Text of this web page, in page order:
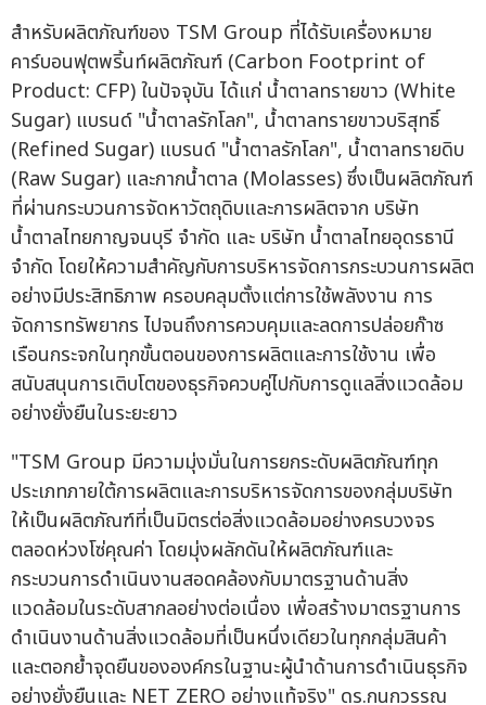
สำหรับผลิตภัณฑ์ของ TSM Group ที่ได้รับเครื่องหมาย
คาร์บอนฟุตพริ้นท์ผลิตภัณฑ์ (Carbon Footprint of
Product: CFP) ในปัจจุบัน ได้แก่ น้ำตาลทรายขาว (White
Sugar) แบรนด์ "น้ำตาลรักโลก", น้ำตาลทรายขาวบริสุทธิ์
(Refined Sugar) แบรนด์ "น้ำตาลรักโลก", น้ำตาลทรายดิบ
(Raw Sugar) และกากน้ำตาล (Molasses) ซึ่งเป็นผลิตภัณฑ์
ที่ผ่านกระบวนการจัดหาวัตถุดิบและการผลิตจาก บริษัท
น้ำตาลไทยกาญจนบุรี จำกัด และ บริษัท น้ำตาลไทยอุดรธานี
จำกัด โดยให้ความสำคัญกับการบริหารจัดการกระบวนการผลิต
อย่างมีประสิทธิภาพ ครอบคลุมตั้งแต่การใช้พลังงาน การ
จัดการทรัพยากร ไปจนถึงการควบคุมและลดการปล่อยก๊าซ
เรือนกระจกในทุกขั้นตอนของการผลิตและการใช้งาน เพื่อ
สนับสนุนการเติบโตของธุรกิจควบคู่ไปกับการดูแลสิ่งแวดล้อม
อย่างยั่งยืนในระยะยาว
"TSM Group มีความมุ่งมั่นในการยกระดับผลิตภัณฑ์ทุก
ประเภทภายใต้การผลิตและการบริหารจัดการของกลุ่มบริษัท
ให้เป็นผลิตภัณฑ์ที่เป็นมิตรต่อสิ่งแวดล้อมอย่างครบวงจร
ตลอดห่วงโซ่คุณค่า โดยมุ่งผลักดันให้ผลิตภัณฑ์และ
กระบวนการดำเนินงานสอดคล้องกับมาตรฐานด้านสิ่ง
แวดล้อมในระดับสากลอย่างต่อเนื่อง เพื่อสร้างมาตรฐานการ
ดำเนินงานด้านสิ่งแวดล้อมที่เป็นหนึ่งเดียวในทุกกลุ่มสินค้า
และตอกย้ำจุดยืนขององค์กรในฐานะผู้นำด้านการดำเนินธุรกิจ
อย่างยั่งยืนและ NET ZERO อย่างแท้จริง" ดร.กนกวรรณ